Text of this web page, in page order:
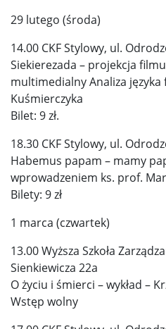
29 lutego (środa)
14.00 CKF Stylowy, ul.
Siekierezada – projekcja
multimedialny Analiza
Kuśmierczyka
Bilet: 9 zł.
18.30 CKF Stylowy, ul.
Habemus papam – mamy
wprowadzeniem ks. prof.
Bilety: 9 zł
1 marca (czwartek)
13.00 Wyższa Szkoła
Sienkiewicza 22a
O życiu i śmierci – wykład –
Wstęp wolny